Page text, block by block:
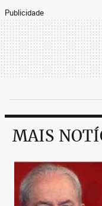
Publicidade
MAIS